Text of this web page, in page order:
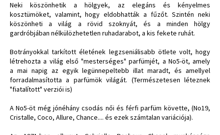
Neki köszönhetik a hölgyek, az elegáns és kényelmes
kosztümöket, valamint, hogy eldobhatták a fűzőt. Szintén neki
köszönheti a világ a rövid szoknyát, és a minden hölgy
gardróbjában nélkülözhetetlen ruhadarabot, a kis fekete ruhát.
Botrányokkal tarkított életének legzseniálisabb ötlete volt, hogy
létrehozta a világ első "mesterséges" parfümjét, a No5-öt, amely
a mai napig az egyik legünnepeltebb illat maradt, és amellyel
forradalmasította a parfümök világát. (Természetesen léteznek
"fiatalított" verziói is)
A No5-öt még jónéhány csodás női és férfi parfüm követte, (No19,
Cristalle, Coco, Allure, Chance.... és ezek számtalan variációja).